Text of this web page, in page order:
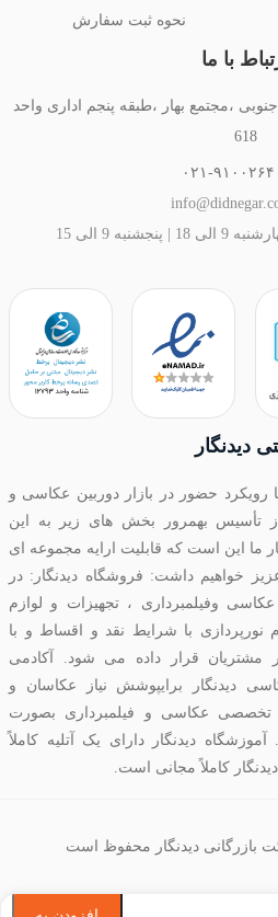
نحوه ثبت سفارش
با ما
،مجتمع بهار ،طبقه پنجم اداری واحد
618
۹۱۰۰۲۶۴۰
9 الی 15
دیدنگار
دیدنگار در سال 1389 با رویکرد حضور در بازار دوربین عکاسی و
تأسیس بهمرور بخش های زیر به این
ما این است که قابلیت ارایه مجموعه ای
خواهیم داشت: فروشگاه دیدنگار: در
عکاسی وفیلمبرداری ، تجهیزات و لوازم
نورپردازی با شرایط نقد و اقساط و با
مشتریان قرار داده می شود. آکادمی
دیدنگار برایپوشش نیاز عکاسان و
تخصصی عکاسی و فیلمبرداری بصورت
دیدنگار دارای یک آتلیه کاملاً
کاملاً مجانی است.
بازرگانی دیدنگار محفوظ است